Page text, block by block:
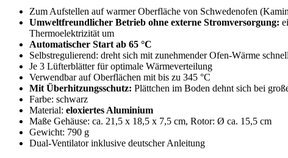
Zum Aufstellen auf warmer Oberfläche von Schwedenofen
Umweltfreundlicher Betrieb ohne externe Stromversorgung:
Thermoelektrizität um
Automatischer Start ab 65 °C
Selbstregulierend: dreht sich mit zunehmender Ofen-Wärme
Je 3 Lüfterblätter für optimale Wärmeverteilung
Verwendbar auf Oberflächen mit bis zu 345 °C
Mit Überhitzungsschutz: Plättchen im Boden dehnt sich bei
Farbe: schwarz
Material: eloxiertes Aluminium
Maße Gehäuse: ca. 21,5 x 18,5 x 7,5 cm, Rotor: Ø ca. 15,5 cm
Gewicht: 790 g
Dual-Ventilator inklusive deutscher Anleitung